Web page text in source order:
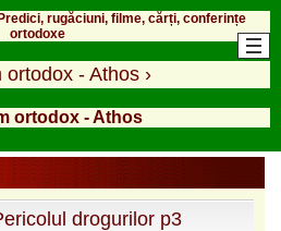
rugăciuni, filme, cărți, conferințe
ortodoxe
ortodox - Athos ›
ortodox - Athos
drogurilor p3